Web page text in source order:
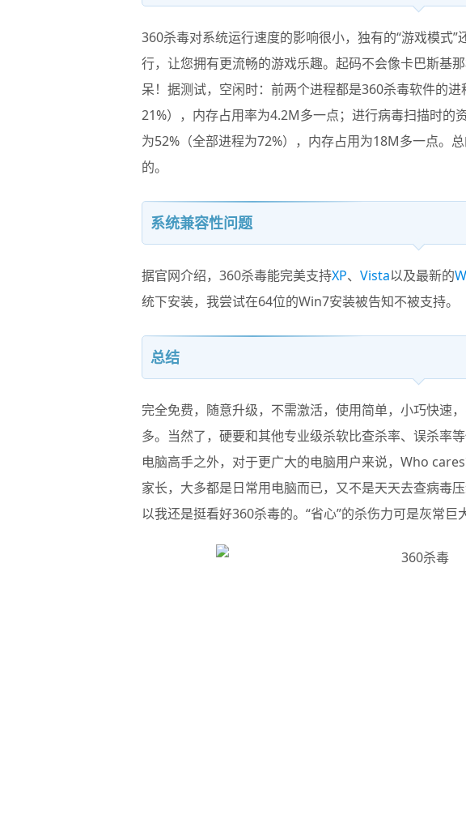
360杀毒对系统运行速度的影响很小，独有的“游戏模式
行，让您拥有更流畅的游戏乐趣。起码不会像卡巴斯基
呆！据测试，空闲时：前两个进程都是360杀毒软件的进
21%），内存占用率为4.2M多一点；进行病毒扫描时的
为52%（全部进程为72%），内存占用为18M多一点。
的。
系统兼容性问题
据官网介绍，360杀毒能完美支持XP、 Vista以及最新的
统下安装，我尝试在64位的Win7安装被告知不被支持。
总结
完全免费，随意升级，不需激活，使用简单，小巧快速
多。当然了，硬要和其他专业级杀软比查杀率、误杀率
电脑高手之外，对于更广大的电脑用户来说，Who
家长，大多都是日常用电脑而已，又不是天天去查病毒
以我还是挺看好360杀毒的。“省心”的杀伤力可是灰常巨